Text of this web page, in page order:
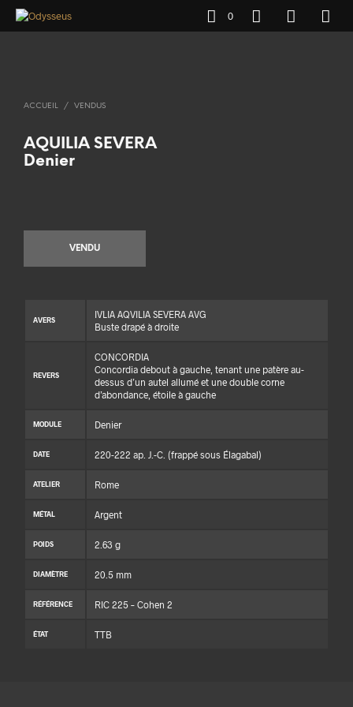
0
ACCUEIL / VENDUS
AQUILIA SEVERA
Denier
VENDU
AVERS
IVLIA AQVILIA SEVERA AVG
Buste drapé à droite
REVERS
CONCORDIA
Concordia debout à gauche, tenant une patère au-
dessus d’un autel allumé et une double corne
d’abondance, étoile à gauche
MODULE Denier
DATE 220-222 ap. J.-C. (frappé sous Élagabal)
ATELIER Rome
MÉTAL Argent
POIDS 2.63 g
DIAMÈTRE 20.5 mm
RÉFÉRENCE RIC 225 – Cohen 2
ÉTAT TTB